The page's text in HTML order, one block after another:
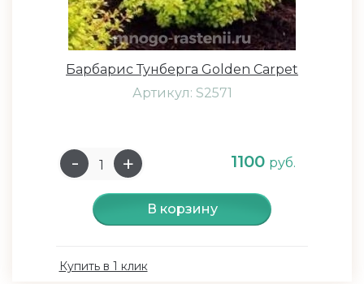
Барбарис Тунберга Golden Carpet
Артикул: S2571
1100 руб.
В корзину
Купить в 1 клик